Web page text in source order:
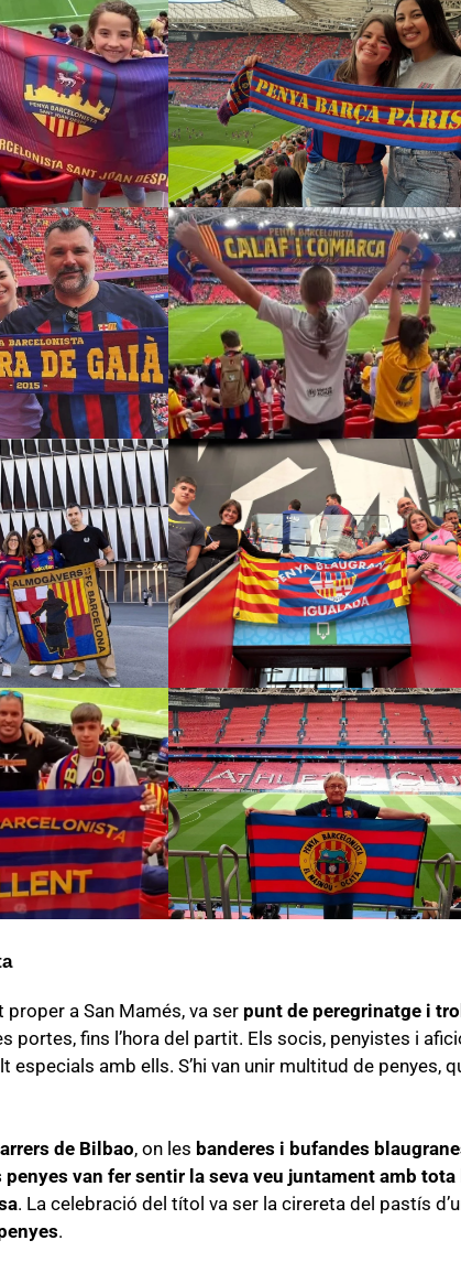
a San Mamés, va ser punt de peregrinatge i
portes, fins l’hora del partit. Els socis, penyistes i
amb ells. S’hi van unir multitud de penyes,
de Bilbao, on les banderes i bufandes
penyes van fer sentir la seva veu juntament amb tota
. La celebració del títol va ser la cirereta del pastís
.